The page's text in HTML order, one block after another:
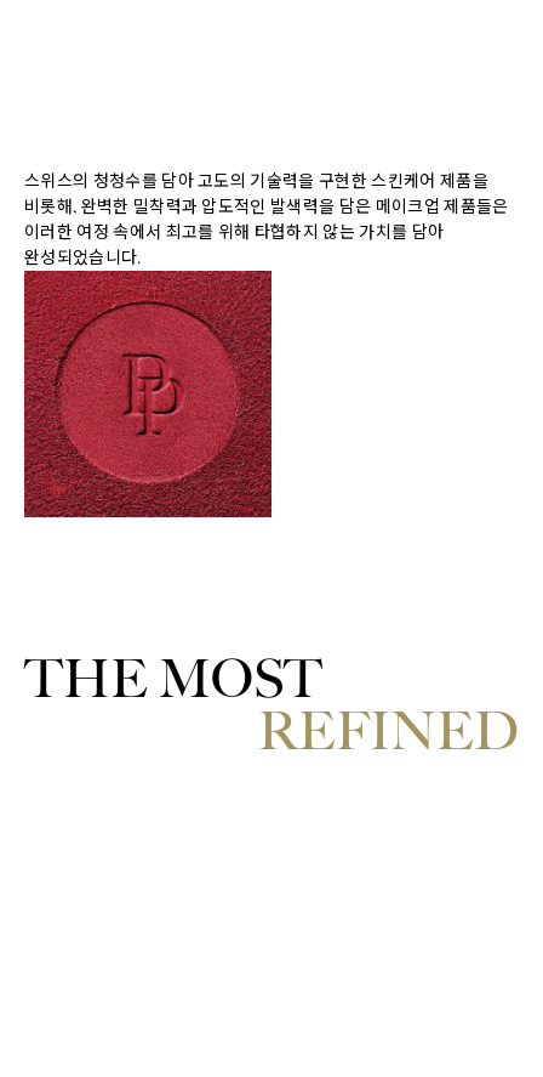
스위스의 청청수를 담아 고도의 기술력을 구현한 스킨케어 제품을
비롯해, 완벽한 밀착력과 압도적인 발색력을 담은 메이크업 제품들은
이러한 여정 속에서 최고를 위해 타협하지 않는 가치를 담아
완성되었습니다.
THE MOST
REFINED